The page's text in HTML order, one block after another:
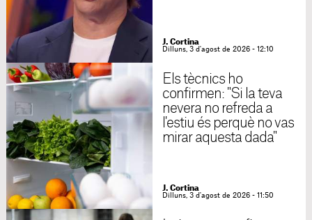
J. Cortina
Dilluns, 3 d'agost de 2026 - 12:10
Els tècnics ho
confirmen: "Si la teva
nevera no refreda a
l'estiu és perquè no vas
mirar aquesta dada"
J. Cortina
Dilluns, 3 d'agost de 2026 - 11:50